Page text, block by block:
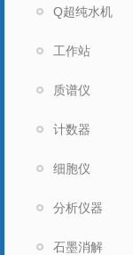
Q超纯水机
工作站
质谱仪
计数器
细胞仪
分析仪器
石墨消解